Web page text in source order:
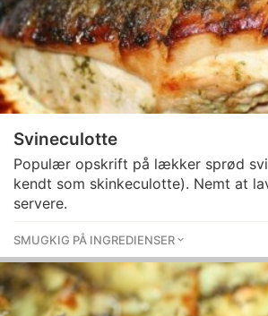
Svineculotte
Populær opskrift på lækker sprød
kendt som skinkeculotte). Nemt at
servere.
SMUGKIG PÅ INGREDIENSER